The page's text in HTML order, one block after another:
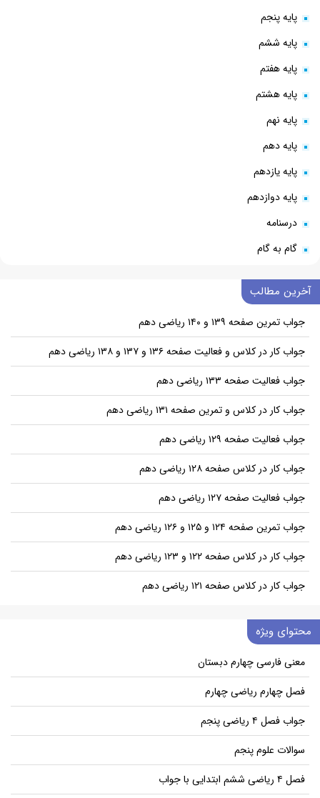
پایه پنجم
پایه ششم
پایه هفتم
پایه هشتم
پایه نهم
پایه دهم
پایه یازدهم
پایه دوازدهم
درسنامه
گام به گام
آخرین مطالب
جواب تمرین صفحه ۱۳۹ و ۱۴۰ ریاضی دهم
جواب کار در کلاس و فعالیت صفحه ۱۳۶ و ۱۳۷ و ۱۳۸ ریاضی دهم
جواب فعالیت صفحه ۱۳۳ ریاضی دهم
جواب کار در کلاس و تمرین صفحه ۱۳۱ ریاضی دهم
جواب فعالیت صفحه ۱۲۹ ریاضی دهم
جواب کار در کلاس صفحه ۱۲۸ ریاضی دهم
جواب فعالیت صفحه ۱۲۷ ریاضی دهم
جواب تمرین صفحه ۱۲۴ و ۱۲۵ و ۱۲۶ ریاضی دهم
جواب کار در کلاس صفحه ۱۲۲ و ۱۲۳ ریاضی دهم
جواب کار در کلاس صفحه ۱۲۱ ریاضی دهم
محتوای ویژه
معنی فارسی چهارم دبستان
فصل چهارم ریاضی چهارم
جواب فصل ۴ ریاضی پنجم
سوالات علوم پنجم
فصل ۴ ریاضی ششم ابتدایی با جواب